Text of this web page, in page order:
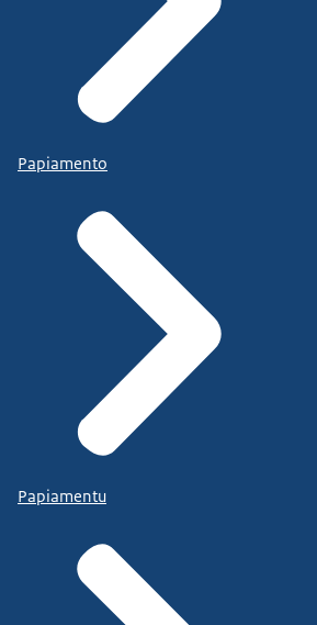
Papiamento
Papiamentu